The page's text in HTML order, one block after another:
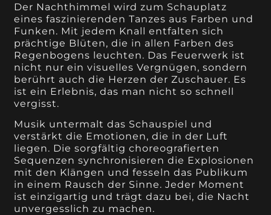
Der Nachthimmel wird zum Schauplatz
eines faszinierenden Tanzes aus Farben und
Funken. Mit jedem Knall entfalten sich
prächtige Blüten, die in allen Farben des
Regenbogens leuchten. Das Feuerwerk ist
nicht nur ein visuelles Vergnügen, sondern
berührt auch die Herzen der Zuschauer. Es
ist ein Erlebnis, das man nicht so schnell
vergisst.
Musik untermalt das Schauspiel und
verstärkt die Emotionen, die in der Luft
liegen. Die sorgfältig choreografierten
Sequenzen synchronisieren die Explosionen
mit den Klängen und fesseln das Publikum
in einem Rausch der Sinne. Jeder Moment
ist einzigartig und trägt dazu bei, die Nacht
unvergesslich zu machen.